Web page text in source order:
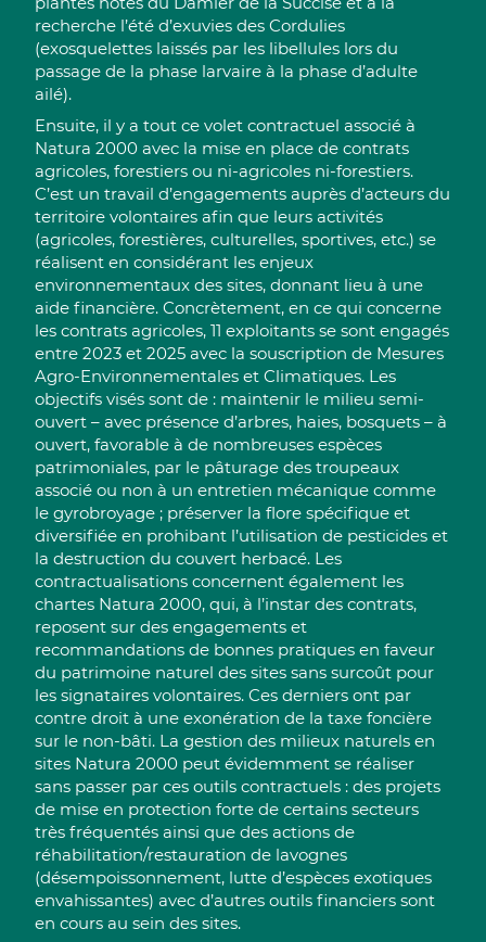
recherche l’été d’exuvies des Cordulies
(exosquelettes laissés par les libellules lors du
passage de la phase larvaire à la phase d’adulte
ailé).
Ensuite, il y a tout ce volet contractuel associé à
Natura 2000 avec la mise en place de contrats
agricoles, forestiers ou ni-agricoles ni-forestiers.
C’est un travail d’engagements auprès d’acteurs du
territoire volontaires afin que leurs activités
(agricoles, forestières, culturelles, sportives, etc.) se
réalisent en considérant les enjeux
environnementaux des sites, donnant lieu à une
aide financière. Concrètement, en ce qui concerne
les contrats agricoles, 11 exploitants se sont engagés
entre 2023 et 2025 avec la souscription de Mesures
Agro-Environnementales et Climatiques. Les
objectifs visés sont de : maintenir le milieu semi-
ouvert – avec présence d’arbres, haies, bosquets – à
ouvert, favorable à de nombreuses espèces
patrimoniales, par le pâturage des troupeaux
associé ou non à un entretien mécanique comme
le gyrobroyage ; préserver la flore spécifique et
diversifiée en prohibant l’utilisation de pesticides et
la destruction du couvert herbacé. Les
contractualisations concernent également les
chartes Natura 2000, qui, à l’instar des contrats,
reposent sur des engagements et
recommandations de bonnes pratiques en faveur
du patrimoine naturel des sites sans surcoût pour
les signataires volontaires. Ces derniers ont par
contre droit à une exonération de la taxe foncière
sur le non-bâti. La gestion des milieux naturels en
sites Natura 2000 peut évidemment se réaliser
sans passer par ces outils contractuels : des projets
de mise en protection forte de certains secteurs
très fréquentés ainsi que des actions de
réhabilitation/restauration de lavognes
(désempoissonnement, lutte d’espèces exotiques
envahissantes) avec d’autres outils financiers sont
en cours au sein des sites.